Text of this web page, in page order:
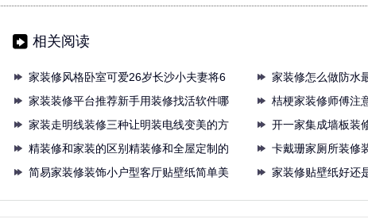
修哪些环保
相关阅读
家装修风格卧室可爱26岁长沙小夫妻将6
卧
家装修怎么做防水
水的
家装装修平台推荐新手用装修找活软件哪
个好
桔梗家装修师傅注
窝严
家装走明线装修三种让明装电线变美的方
法非
开一家集成墙板装
成墙
精装修和家装的区别精装修和全屋定制的
区别
卡戴珊家厕所装修
里
简易家装修装饰小户型客厅贴壁纸简单美
家装修贴壁纸好还